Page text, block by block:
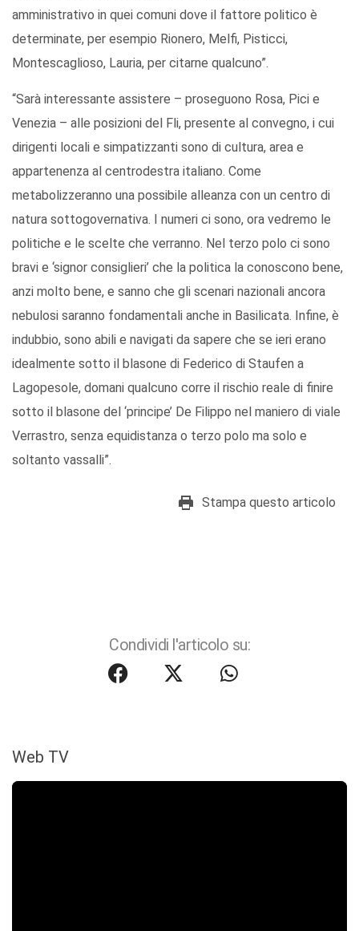
amministrativo in quei comuni dove il fattore politico è
determinate, per esempio Rionero, Melfi, Pisticci,
Montescaglioso, Lauria, per citarne qualcuno”.
“Sarà interessante assistere – proseguono Rosa, Pici e
Venezia – alle posizioni del Fli, presente al convegno, i cui
dirigenti locali e simpatizzanti sono di cultura, area e
appartenenza al centrodestra italiano. Come
metabolizzeranno una possibile alleanza con un centro di
natura sottogovernativa. I numeri ci sono, ora vedremo le
politiche e le scelte che verranno. Nel terzo polo ci sono
bravi e ‘signor consiglieri’ che la politica la conoscono bene,
anzi molto bene, e sanno che gli scenari nazionali ancora
nebulosi saranno fondamentali anche in Basilicata. Infine, è
indubbio, sono abili e navigati da sapere che se ieri erano
idealmente sotto il blasone di Federico di Staufen a
Lagopesole, domani qualcuno corre il rischio reale di finire
sotto il blasone del ‘principe’ De Filippo nel maniero di viale
Verrastro, senza equidistanza o terzo polo ma solo e
soltanto vassalli”.
Stampa questo articolo
Condividi l'articolo su:
Web TV